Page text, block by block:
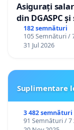
Asigurați
din DGASPC
182 semnături
105 Semnături /
31 Jul 2026
Suplimentare
3 482 semnături
91 Semnături / 7